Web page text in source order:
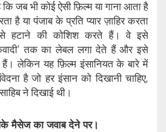
कि जब भी कोई ऐसी फ़िल्म या गाना आता है
है या पंजाब के प्रति प्यार ज़ाहिर करता
हटाने की कोशिश करते हैं। वे इसे
तक का लेबल लगा देते हैं और इसे
लेकिन यह फ़िल्म इंसानियत के बारे में
है जो हर इंसान को दिखानी चाहिए,
ने दिखाई थी।
मैसेज का जवाब देने पर।